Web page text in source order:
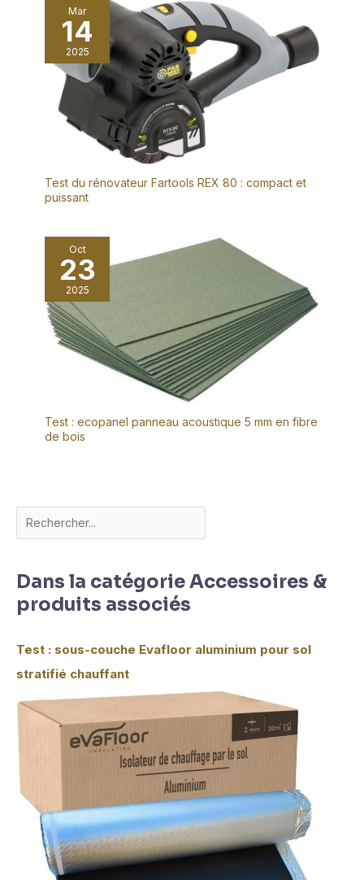
Mar
14
2025
Test du rénovateur Fartools REX 80 : compact et
puissant
Oct
23
2025
Test : ecopanel panneau acoustique 5 mm en fibre
de bois
Dans la catégorie Accessoires &
produits associés
Test : sous-couche Evafloor aluminium pour sol
stratifié chauffant